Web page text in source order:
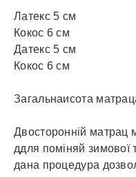
Латекс 5 см
Кокос 6 см
Датекс 5 см
Кокос 6 см
Загальнаисота
Двосторонній матрац
ддля поміняй зимової
дана процедура